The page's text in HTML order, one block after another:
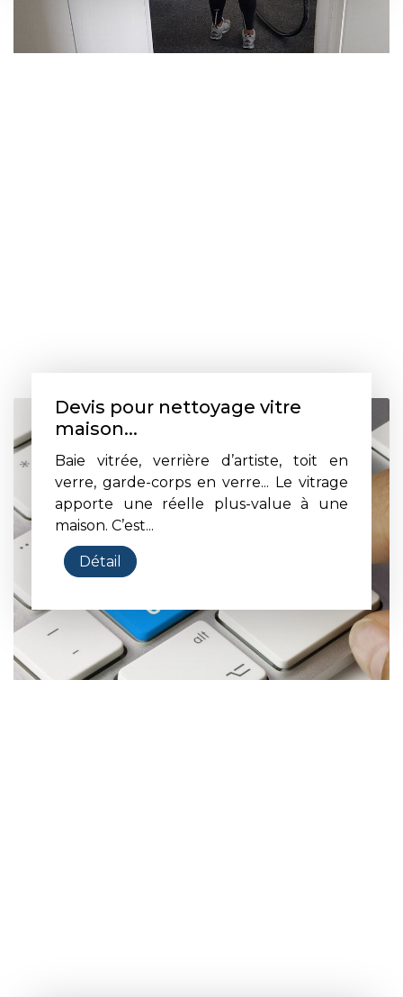
Devis pour nettoyage vitre
maison...
Baie vitrée, verrière d’artiste, toit en
verre, garde-corps en verre... Le vitrage
apporte une réelle plus-value à une
maison. C’est...
Détail